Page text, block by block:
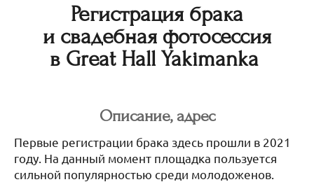
Регистрация брака
и свадебная фотосессия
в Great Hall Yakimanka
Описание, адрес
Первые регистрации брака здесь прошли в 2021
году. На данный момент площадка пользуется
сильной популярностью среди молодоженов.